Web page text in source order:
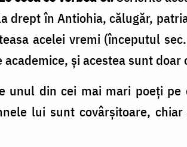
drept în Antiohia, călugăr,
acelei vremi (începutul
şi acestea sunt
unul din cei mai mari poeţi
lui sunt covârşitoare,